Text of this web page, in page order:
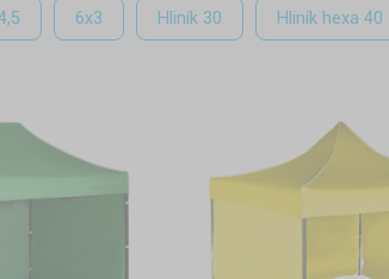
Ružomberok, Dolný Kubín,
konštrukcie. Záleží na Vás, čo
Všetky typy sú však nenáročné na
6x3 Hliník 30 Hliník hexa 40